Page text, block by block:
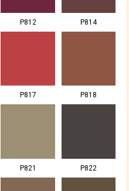
P812 P814
P817 P818
P821 P822